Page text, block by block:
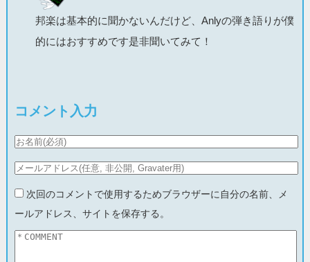
邦楽は基本的に聞かないんだけど、Anlyの弾き語りが僕
的にはおすすめです是非聞いてみて！
コメント入力
次回のコメントで使用するためブラウザーに自分の名前、メ
ールアドレス、サイトを保存する。